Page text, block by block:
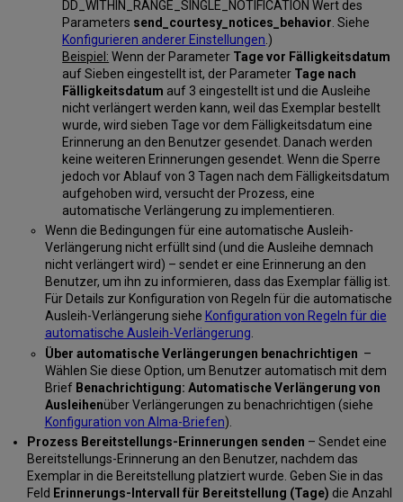
DD_WITHIN_RANGE_SINGLE_NOTIFICATION Wert des
Parameters send_courtesy_notices_behavior . Siehe
Konfigurieren anderer Einstellungen .)
Beispiel: Wenn der Parameter Tage vor Fälligkeitsdatum
auf Sieben eingestellt ist, der Parameter Tage nach
Fälligkeitsdatum auf 3 eingestellt ist und die Ausleihe
nicht verlängert werden kann, weil das Exemplar bestellt
wurde, wird sieben Tage vor dem Fälligkeitsdatum eine
Erinnerung an den Benutzer gesendet. Danach werden
keine weiteren Erinnerungen gesendet. Wenn die Sperre
jedoch vor Ablauf von 3 Tagen nach dem Fälligkeitsdatum
aufgehoben wird, versucht der Prozess, eine
automatische Verlängerung zu implementieren.
Wenn die Bedingungen für eine automatische Ausleih-
Verlängerung nicht erfüllt sind (und die Ausleihe demnach
nicht verlängert wird) – sendet er eine Erinnerung an den
Benutzer, um ihn zu informieren, dass das Exemplar fällig ist.
Für Details zur Konfiguration von Regeln für die automatische
Ausleih-Verlängerung siehe Konfiguration von Regeln für die
automatische Ausleih-Verlängerung
Über automatische Verlängerungen benachrichtigen –
Wählen Sie diese Option, um Benutzer automatisch mit dem
Brief Benachrichtigung: Automatische Verlängerung von
Ausleihenüber Verlängerungen zu benachrichtigen (siehe
Konfiguration von Alma-Briefen).
Prozess Bereitstellungs-Erinnerungen senden – Sendet eine
Bereitstellungs-Erinnerung an den Benutzer, nachdem das
Exemplar in die Bereitstellung platziert wurde. Geben Sie in das
Feld Erinnerungs-Intervall für Bereitstellung (Tage) die Anzahl